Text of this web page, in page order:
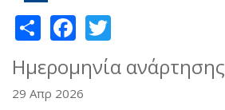
ShareFacebook
Ημερομηνία ανάρτησης
29 Απρ 2026